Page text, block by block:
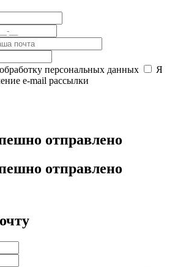
персональных данных
Я
e-mail рассылки
отправлено
отправлено